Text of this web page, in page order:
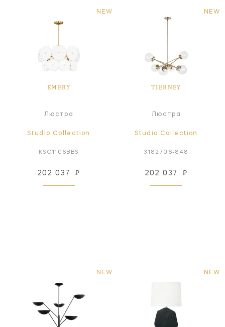
NEW
EMERY
Люстра
Studio Collection
KSC1106BBS
202 037 ₽
NEW
TIERNEY
Люстра
Studio Collection
3182706-848
202 037 ₽
NEW NEW